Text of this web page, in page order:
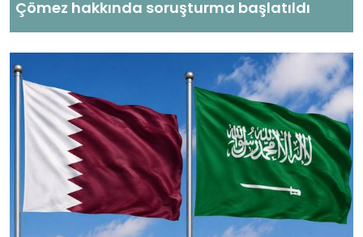
Çömez hakkında soruşturma başlatıldı